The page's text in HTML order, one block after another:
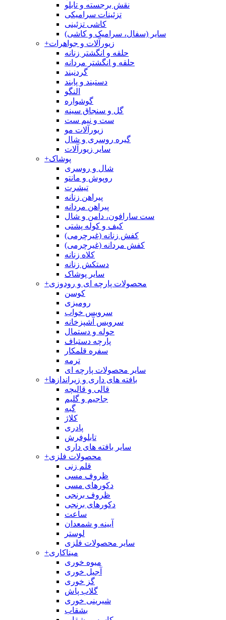
نقش برجسته و تابلو
تزئینات سرامیکی
کاشی تزئینی
سایر (سفال، سرامیک و کاشی)
+زیورآلات و جواهرات
حلقه و انگشتر زنانه
حلقه و انگشتر مردانه
گردنبند
دستبند و پابند
النگو
گوشواره
گل و سنجاق سینه
ست و نیم ست
زیورآلات مو
گیره روسری و شال
سایر زیورآلات
+پوشاک
شال و روسری
روپوش و مانتو
تیشرت
پیراهن زنانه
پیراهن مردانه
ست سارافون، دامن و شال
کیف و کوله پشتی
کفش زنانه (غیرچرمی)
کفش مردانه (غیرچرمی)
کلاه زنانه
دستکش زنانه
سایر پوشاک
+محصولات پارچه ای و رودوزی
کوسن
رومیزی
سرویس خواب
سرویس آشپزخانه
حوله و دستمال
پارچه دستباف
سفره قلمکار
ترمه
سایر محصولات پارچه ای
+بافته های داری و زیراندازها
قالی و قالیچه
جاجیم و گلیم
گبه
کلاژ
پادری
تابلوفرش
سایر بافته های داری
+محصولات فلزی
قلم زنی
ظروف مسی
دکورهای مسی
ظروف برنجی
دکورهای برنجی
ساعت
آیینه و شمعدان
لوستر
سایر محصولات فلزی
+میناکاری
میوه خوری
آجیل خوری
گز خوری
گلاب پاش
شیرینی خوری
بشقاب